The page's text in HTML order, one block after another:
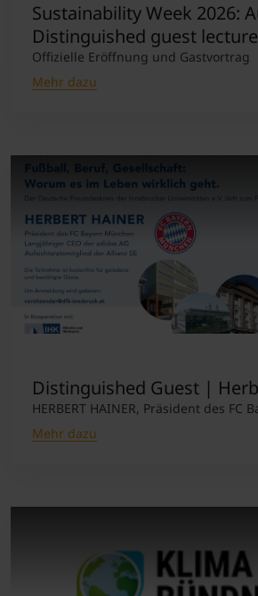
Sustainability Week 2026:
Distinguished guest lecture
Offizielle Eröffnung und Gastvortrag
Mehr dazu
Distinguished Guest |
HERBERT HAINER, Präsident des FC
Mehr dazu